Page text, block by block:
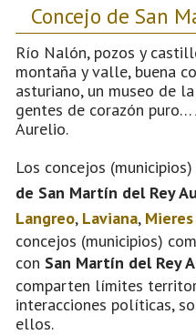
Concejo de San
Río Nalón, pozos y
montaña y valle, buena
asturiano, un museo de
gentes de corazón
Aurelio.
Los concejos
de San Martín del Rey
Langreo, Laviana, Mieres
concejos (municipios)
con San Martín del Rey
comparten límites
interacciones políticas,
ellos.